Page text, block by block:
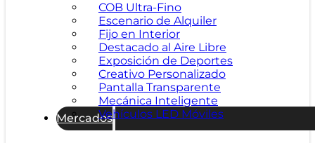
COB Ultra-Fino
Escenario de Alquiler
Fijo en Interior
Destacado al Aire Libre
Exposición de Deportes
Creativo Personalizado
Pantalla Transparente
Mecánica Inteligente
Vehículos LED Móviles
Mercados